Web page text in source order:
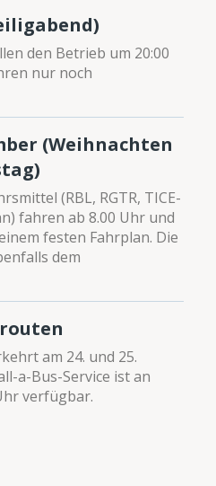
den Betrieb um 20:00
nur noch
(Weihnachten
(RBL, RGTR, TICE-
fahren ab 8.00 Uhr und
festen Fahrplan. Die
dem
am 24. und 25.
a-Bus-Service ist an
verfügbar.